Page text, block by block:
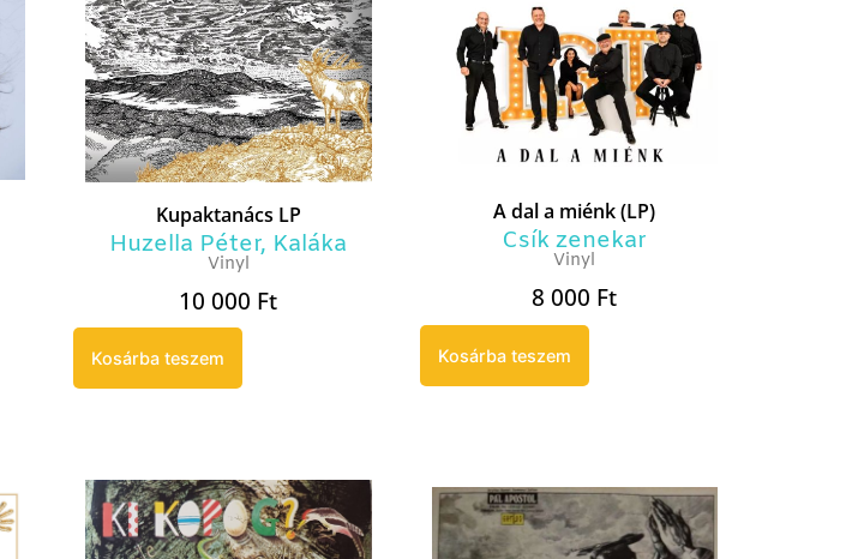
Kupaktanács LP
Huzella Péter, Kaláka
Vinyl
10 000 Ft
Kosárba teszem
A dal a miénk (LP)
Csík zenekar
Vinyl
8 000 Ft
Kosárba teszem